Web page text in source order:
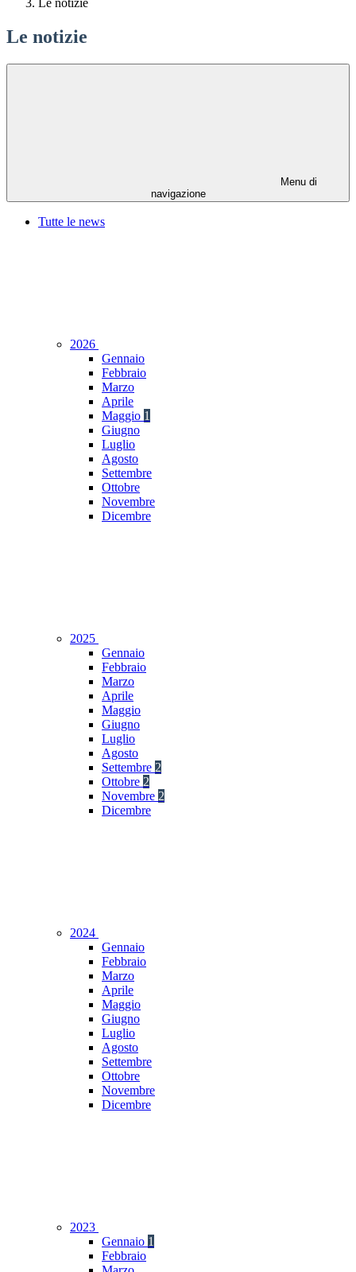
Le notizie
Le notizie
Menu di
navigazione
Tutte le news
2026
Gennaio
Febbraio
Marzo
Aprile
Maggio 1
Giugno
Luglio
Agosto
Settembre
Ottobre
Novembre
Dicembre
2025
Gennaio
Febbraio
Marzo
Aprile
Maggio
Giugno
Luglio
Agosto
Settembre 2
Ottobre 2
Novembre 2
Dicembre
2024
Gennaio
Febbraio
Marzo
Aprile
Maggio
Giugno
Luglio
Agosto
Settembre
Ottobre
Novembre
Dicembre
2023
Gennaio 1
Febbraio